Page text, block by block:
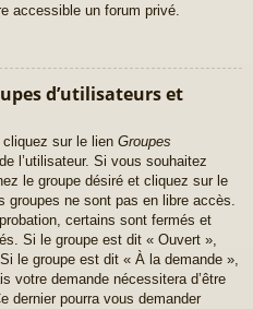
accessible un forum privé.
d’utilisateurs et
sur le lien Groupes
l’utilisateur. Si vous souhaitez
le groupe désiré et cliquez sur le
groupes ne sont pas en libre accès.
certains sont fermés et
Si le groupe est dit « Ouvert »,
le groupe est dit « À la demande »,
votre demande nécessitera d’être
dernier pourra vous demander